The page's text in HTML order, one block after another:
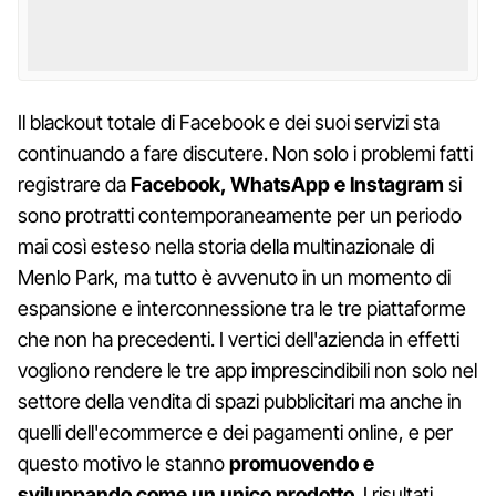
Il blackout totale di Facebook e dei suoi servizi sta
continuando a fare discutere. Non solo i problemi fatti
registrare daFacebook, WhatsApp e Instagram si
sono protratti contemporaneamente per un periodo
mai così esteso nella storia della multinazionale di
Menlo Park, ma tutto è avvenuto in un momento di
espansione e interconnessione tra le tre piattaforme
che non ha precedenti. I vertici dell'azienda in effetti
vogliono rendere le tre app imprescindibili non solo nel
settore della vendita di spazi pubblicitari ma anche in
quelli dell'ecommerce e dei pagamenti online, e per
questo motivo le stannopromuovendo e